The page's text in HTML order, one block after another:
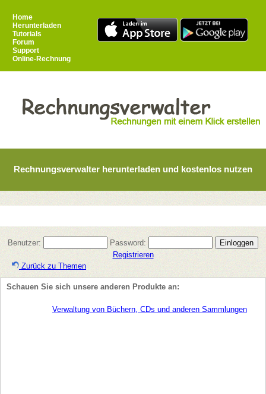
Home
Herunterladen
Tutorials
Forum
Support
Online-Rechnung
Rechnungsverwalter herunterladen und kostenlos nutzen
Benutzer:
Password:
Registrieren
Zurück zu Themen
Schauen Sie sich unsere anderen Produkte an:
Verwaltung von Büchern, CDs und anderen Sammlungen